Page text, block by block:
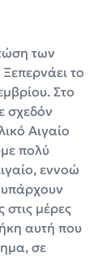
των
το
Στο
σχεδόν
Αιγαίο
πολύ
εννοώ
μέρες
αυτή που
σε